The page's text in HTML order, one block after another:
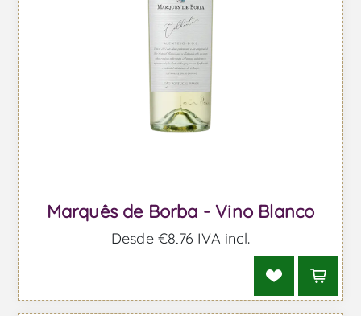
Marquês de Borba - Vino Blanco
Desde €8,76 IVA incl.